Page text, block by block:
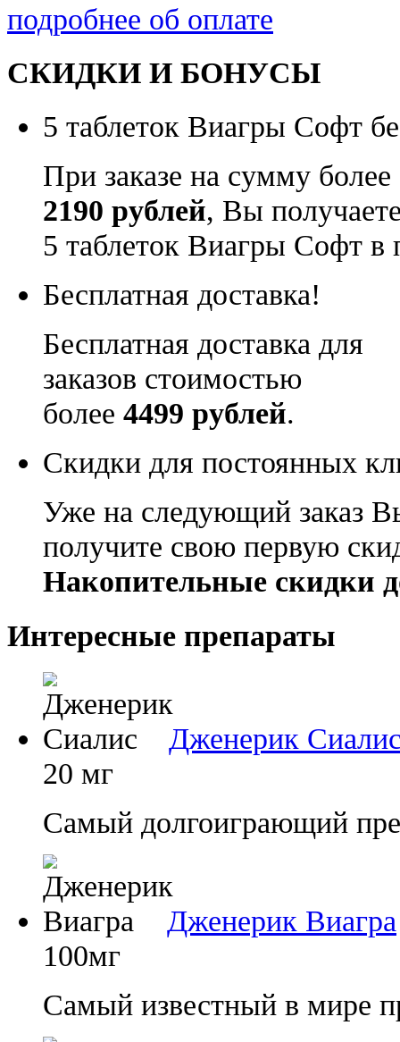
подробнее об оплате
СКИДКИ И БОНУСЫ
5 таблеток Виагры Софт
При заказе на сумму более
2190 рублей, Вы
5 таблеток Виагры Софт в
Бесплатная доставка!
Бесплатная доставка для
заказов стоимостью
более 4499 рублей.
Скидки для постоянных
Уже на следующий заказ
получите свою первую
Накопительные скидки
Интересные препараты
Дженерик
20 мг
Самый долгоиграющий
Дженерик Виагра
100мг
Самый известный в мире